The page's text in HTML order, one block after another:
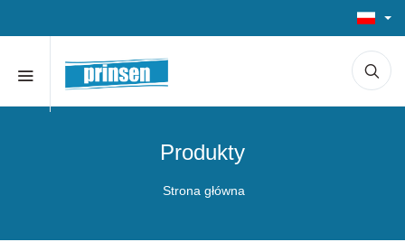
Produkty
Strona główna